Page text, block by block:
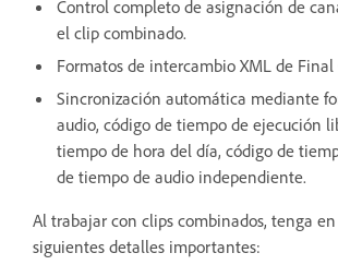
Control completo de asignación de
el clip combinado.
Formatos de intercambio XML de Final
Sincronización automática mediante
audio, código de tiempo de ejecución
tiempo de hora del día, código de
de tiempo de audio independiente.
Al trabajar con clips combinados, tenga
siguientes detalles importantes: